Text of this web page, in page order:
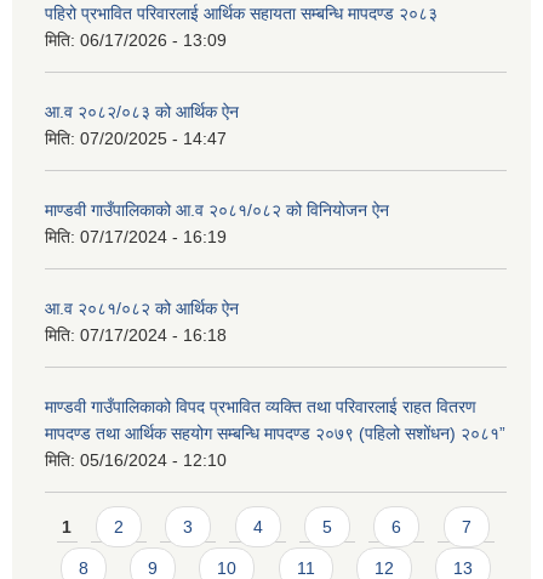
पहिरो प्रभावित परिवारलाई आर्थिक सहायता सम्बन्धि मापदण्ड २०८३
मिति: 06/17/2026 - 13:09
आ.व २०८२/०८३ को आर्थिक ऐन
मिति: 07/20/2025 - 14:47
माण्डवी गाउँपालिकाको आ.व २०८१/०८२ को विनियोजन ऐन
मिति: 07/17/2024 - 16:19
आ.व २०८१/०८२ को आर्थिक ऐन
मिति: 07/17/2024 - 16:18
माण्डवी गाउँपालिकाको विपद प्रभावित व्यक्ति तथा परिवारलाई राहत वितरण
मापदण्ड तथा आर्थिक सहयोग सम्बन्धि मापदण्ड २०७९ (पहिलो सशोंधन) २०८१”
मिति: 05/16/2024 - 12:10
Pages
1 2 3 4 5 6 7
8 9 10 11 12 13